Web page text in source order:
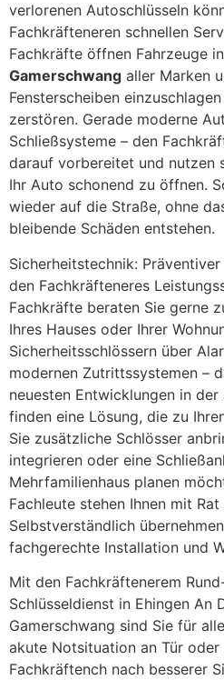
verlorenen Autoschlüsseln
Fachkräfteneren schnellen
Fachkräfte öffnen Fahrzeuge in
Gamerschwang aller Marken
Fensterscheiben
zerstören. Gerade moderne
Schließsysteme – den
darauf vorbereitet und nutzen
Ihr Auto schonend zu öffnen.
wieder auf die Straße, ohne
bleibende Schäden entstehen.
Sicherheitstechnik:
den Fachkräfteneres
Fachkräfte beraten Sie gerne
Ihres Hauses oder Ihrer
Sicherheitsschlössern über
modernen Zutrittssystemen –
neuesten Entwicklungen in
finden eine Lösung, die zu
Sie zusätzliche Schlösser
integrieren oder eine
Mehrfamilienhaus planen
Fachleute stehen Ihnen mit
Selbstverständlich
fachgerechte Installation und
Mit den Fachkräftenerem
Schlüsseldienst in Ehingen An
Gamerschwang sind Sie für
akute Notsituation an Tür
Fachkräftench nach besserer